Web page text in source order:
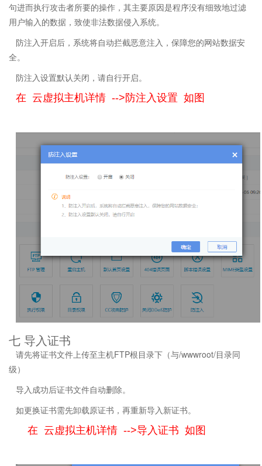
句进而执行攻击者所要的操作，其主要原因是程序没有细致地过滤
用户输入的数据，致使非法数据侵入系统。
防注入开启后，系统将自动拦截恶意注入，保障您的网站数据安
全。
防注入设置默认关闭，请自行开启。
在 云虚拟主机详情 -->防注入设置 如图
七 导入证书
请先将证书文件上传至主机FTP根目录下（与/wwwroot/目录同
级）
导入成功后证书文件自动删除。
如更换证书需先卸载原证书，再重新导入新证书。
在 云虚拟主机详情 -->导入证书 如图